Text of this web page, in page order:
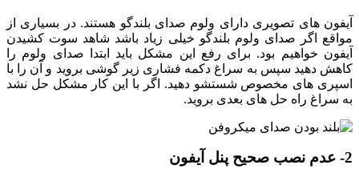
آیفون های تصویری دارای ولوم صدای بلندگو هستند. در بسیاری از
مواقع اگر صدای ولوم بلندگو خیلی زیاد باشد شاهد سوت کشیدن
آیفون خواهیم بود. برای رفع این مشکل باید ابتدا صدای ولوم را
کاهش دهید سپس به سراغ دکمه فشاری زیر گوشی بروید و آن را با
اسپری های مخصوص شستشو دهید. اگر با این کار مشکل حل نشد
به سراغ راه حل های بعدی بروید.
2- عدم نصب صحیح پنل آیفون